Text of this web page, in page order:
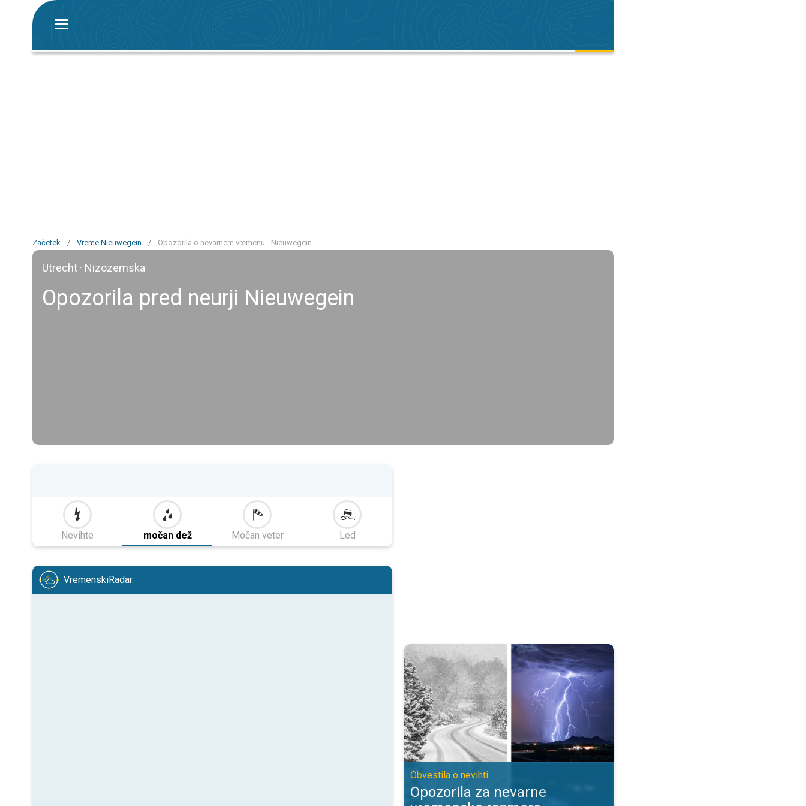
Začetek / Vreme Nieuwegein / Opozorila o nevarnem vremenu - Nieuwegein
Utrecht · Nizozemska
Opozorila pred neurji Nieuwegein
Nevihte močan dež Močan veter Led
VremenskiRadar
Opozorila za nevarne vremenske razmere. Obvestila o nevihti. . .
Obvestila o nevihti
Opozorila za nevarne